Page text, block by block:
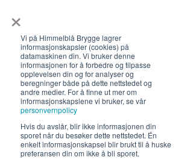
×
Vi på Himmelblå Brygge lagrer
informasjonskapsler (cookies) på
datamaskinen din. Vi bruker denne
informasjonen for å forbedre og tilpasse
opplevelsen din og for analyser og
beregninger både på dette nettstedet og
andre medier. For å finne ut mer om
informasjonskapslene vi bruker, se vår
personvernpolicy
Hvis du avslår, blir ikke informasjonen din
sporet når du besøker dette nettstedet. Én
enkelt informasjonskapsel blir brukt til å huske
preferansen din om ikke å bli sporet.
Åpningstider 2026
19. juni - 5. august 12-23 (02)
Lunsj 12-16:30 | Middag 18:30
Fra 30.7 begrenset servering
12-17, middag 18.30